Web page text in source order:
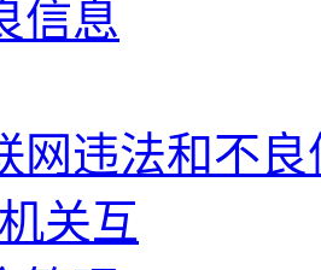
网违法和不